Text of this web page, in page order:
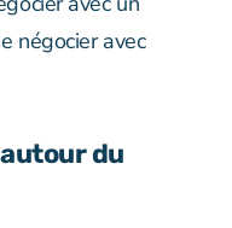
négocier avec
du